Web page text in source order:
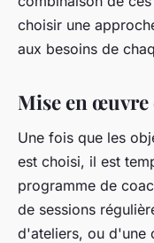
choisir une
aux besoins de
Mise en
Une fois que les
est choisi, il est
programme de
de sessions
d'ateliers, ou d'une